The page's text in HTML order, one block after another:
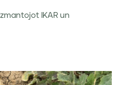
IKAR un